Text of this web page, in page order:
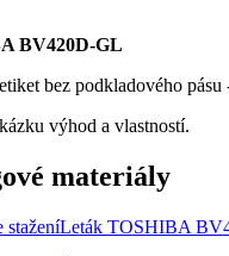
BV420D-GL
bez podkladového pásu
výhod a vlastností.
materiály
Leták TOSHIBA